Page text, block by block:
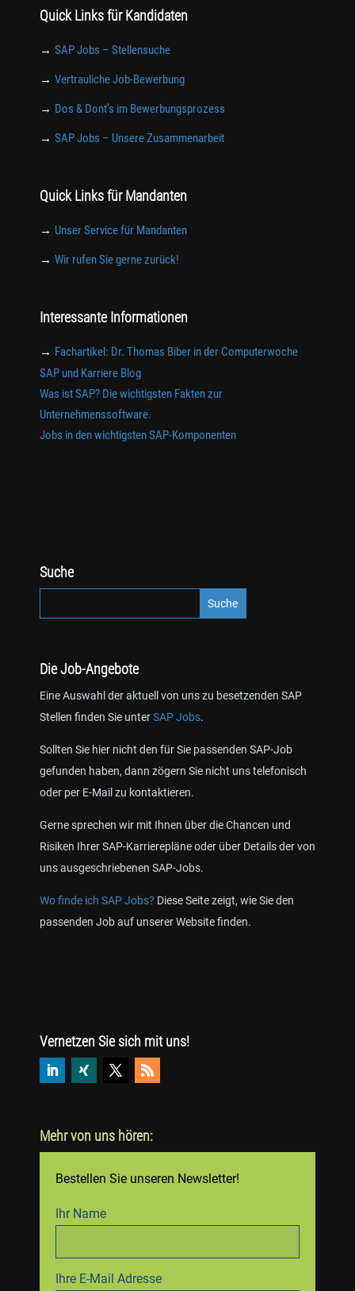
Quick Links für Kandidaten
→ SAP Jobs – Stellensuche
→ Vertrauliche Job-Bewerbung
→ Dos & Dont’s im Bewerbungsprozess
→ SAP Jobs – Unsere Zusammenarbeit
Quick Links für Mandanten
→ Unser Service für Mandanten
→ Wir rufen Sie gerne zurück!
Interessante Informationen
→ Fachartikel: Dr. Thomas Biber in der Computerwoche
SAP und Karriere Blog
Was ist SAP? Die wichtigsten Fakten zur
Unternehmenssoftware.
Jobs in den wichtigsten SAP-Komponenten
Suche
Die Job-Angebote
Eine Auswahl der aktuell von uns zu besetzenden SAP
Stellen finden Sie unterSAP Jobs.
Sollten Sie hier nicht den für Sie passenden SAP-Job
gefunden haben, dann zögern Sie nicht uns telefonisch
oder per E-Mail zu kontaktieren.
Gerne sprechen wir mit Ihnen über die Chancen und
Risiken Ihrer SAP-Karrierepläne oder über Details der von
uns ausgeschriebenen SAP-Jobs.
Wo finde ich SAP Jobs? Diese Seite zeigt, wie Sie den
passenden Job auf unserer Website finden.
Vernetzen Sie sich mit uns!
Mehr von uns hören:
Bestellen Sie unseren Newsletter!
Ihr Name
Ihre E-Mail Adresse